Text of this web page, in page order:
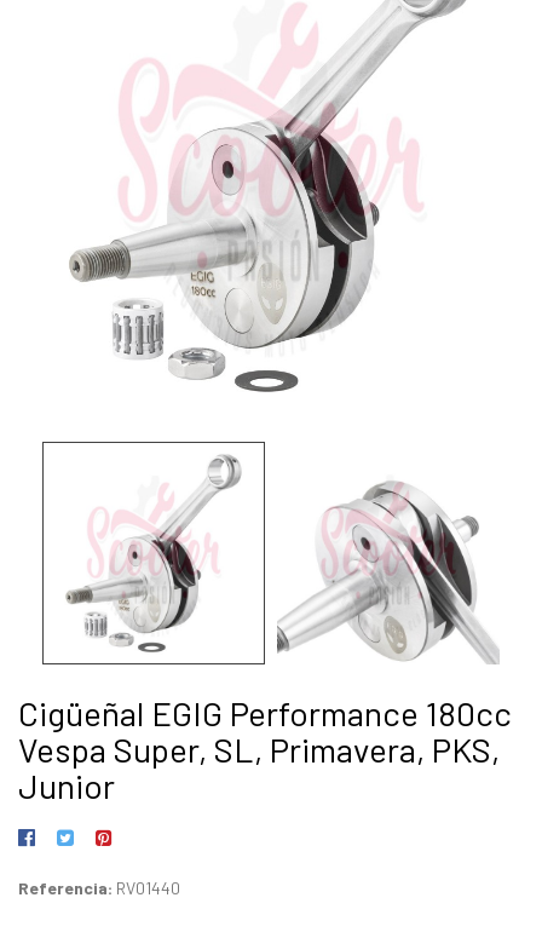
Cigüeñal EGIG Performance 180cc
Vespa Super, SL, Primavera, PKS,
Junior
Referencia: RV01440